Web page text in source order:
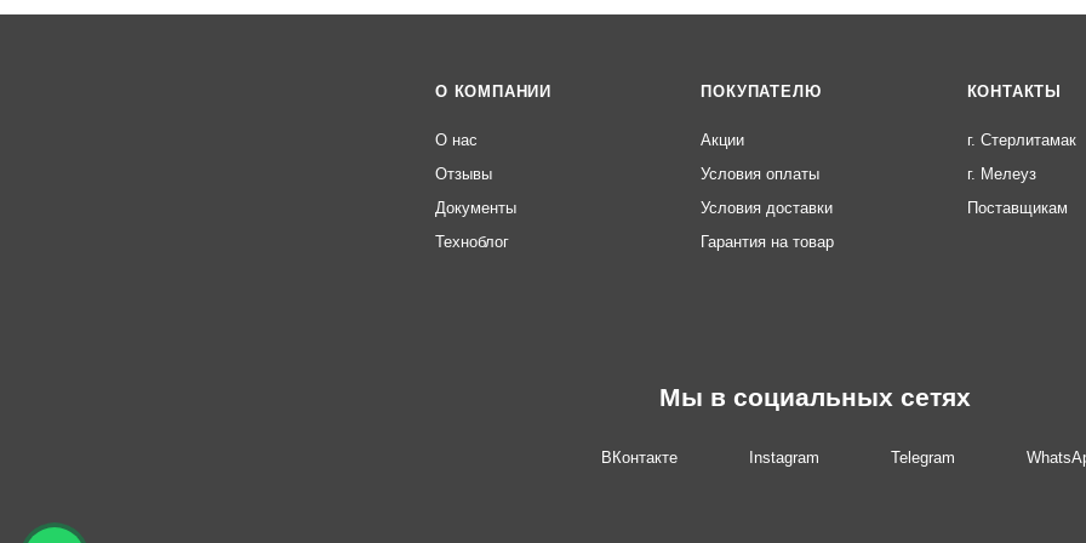
О КОМПАНИИ
О нас
Отзывы
Документы
Техноблог
ПОКУПАТЕЛЮ
Акции
Условия оплаты
Условия доставки
Гарантия на товар
КОНТАКТЫ
г. Стерлитамак
г. Мелеуз
Поставщикам
Мы в социальных сетях
ВКонтакте Instagram Telegram